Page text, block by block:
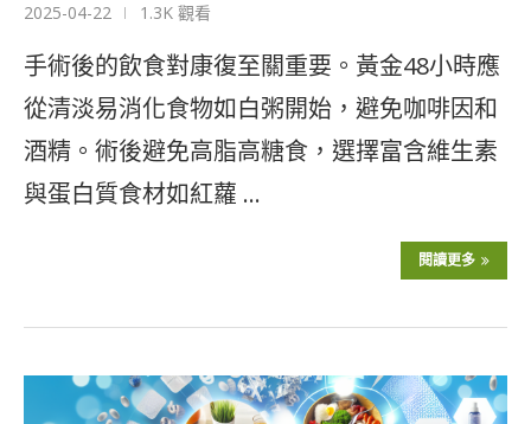
2025-04-22 1.3K 觀看
手術後的飲食對康復至關重要。黃金48小時應
從清淡易消化食物如白粥開始，避免咖啡因和
酒精。術後避免高脂高糖食，選擇富含維生素
與蛋白質食材如紅蘿 …
閱讀更多